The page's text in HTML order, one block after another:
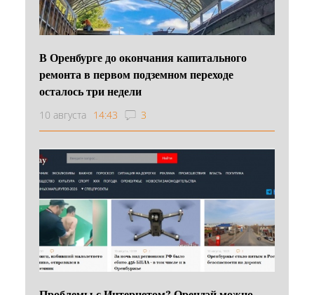
В Оренбурге до окончания капитального
ремонта в первом подземном переходе
осталось три недели
10 августа 14:43 3